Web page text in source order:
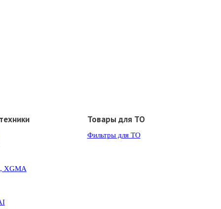
XGMA
Товары для ТО
Фильтры для ТО